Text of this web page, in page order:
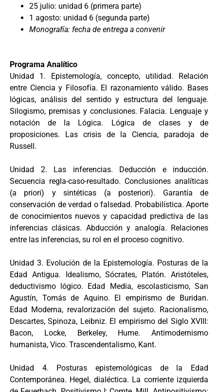
25 julio: unidad 6 (primera parte)
1 agosto: unidad 6 (segunda parte)
Monografía: fecha de entrega a convenir
Programa Analítico
Unidad 1. Epistemología, concepto, utilidad. Relación
entre Ciencia y Filosofía. El razonamiento válido. Bases
lógicas, análisis del sentido y estructura del lenguaje.
Silogismo, premisas y conclusiones. Falacia. Lenguaje y
notación de la Lógica. Lógica de clases y de
proposiciones. Las crisis de la Ciencia, paradoja de
Russell.
Unidad 2. Las inferencias. Deducción e inducción.
Secuencia regla-caso-resultado. Conclusiones analíticas
(a priori) y sintéticas (a posteriori). Garantía de
conservación de verdad o falsedad. Probabilística. Aporte
de conocimientos nuevos y capacidad predictiva de las
inferencias clásicas. Abducción y analogía. Relaciones
entre las inferencias, su rol en el proceso cognitivo.
Unidad 3. Evolución de la Epistemología. Posturas de la
Edad Antigua. Idealismo, Sócrates, Platón. Aristóteles,
deductivismo lógico. Edad Media, escolasticismo, San
Agustín, Tomás de Aquino. El empirismo de Buridan.
Edad Moderna, revalorización del sujeto. Racionalismo,
Descartes, Spinoza, Leibniz. El empirismo del Siglo XVIII:
Bacon, Locke, Berkeley, Hume. Antimodernismo
humanista, Vico. Trascendentalismo, Kant.
Unidad 4. Posturas epistemológicas de la Edad
Contemporánea. Hegel, dialéctica. La corriente izquierda